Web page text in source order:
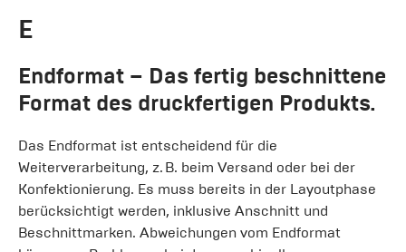
E
Endformat – Das fertig beschnittene
Format des druckfertigen Produkts.
Das Endformat ist entscheidend für die
Weiterverarbeitung, z. B. beim Versand oder bei der
Konfektionierung. Es muss bereits in der Layoutphase
berücksichtigt werden, inklusive Anschnitt und
Beschnittmarken. Abweichungen vom Endformat